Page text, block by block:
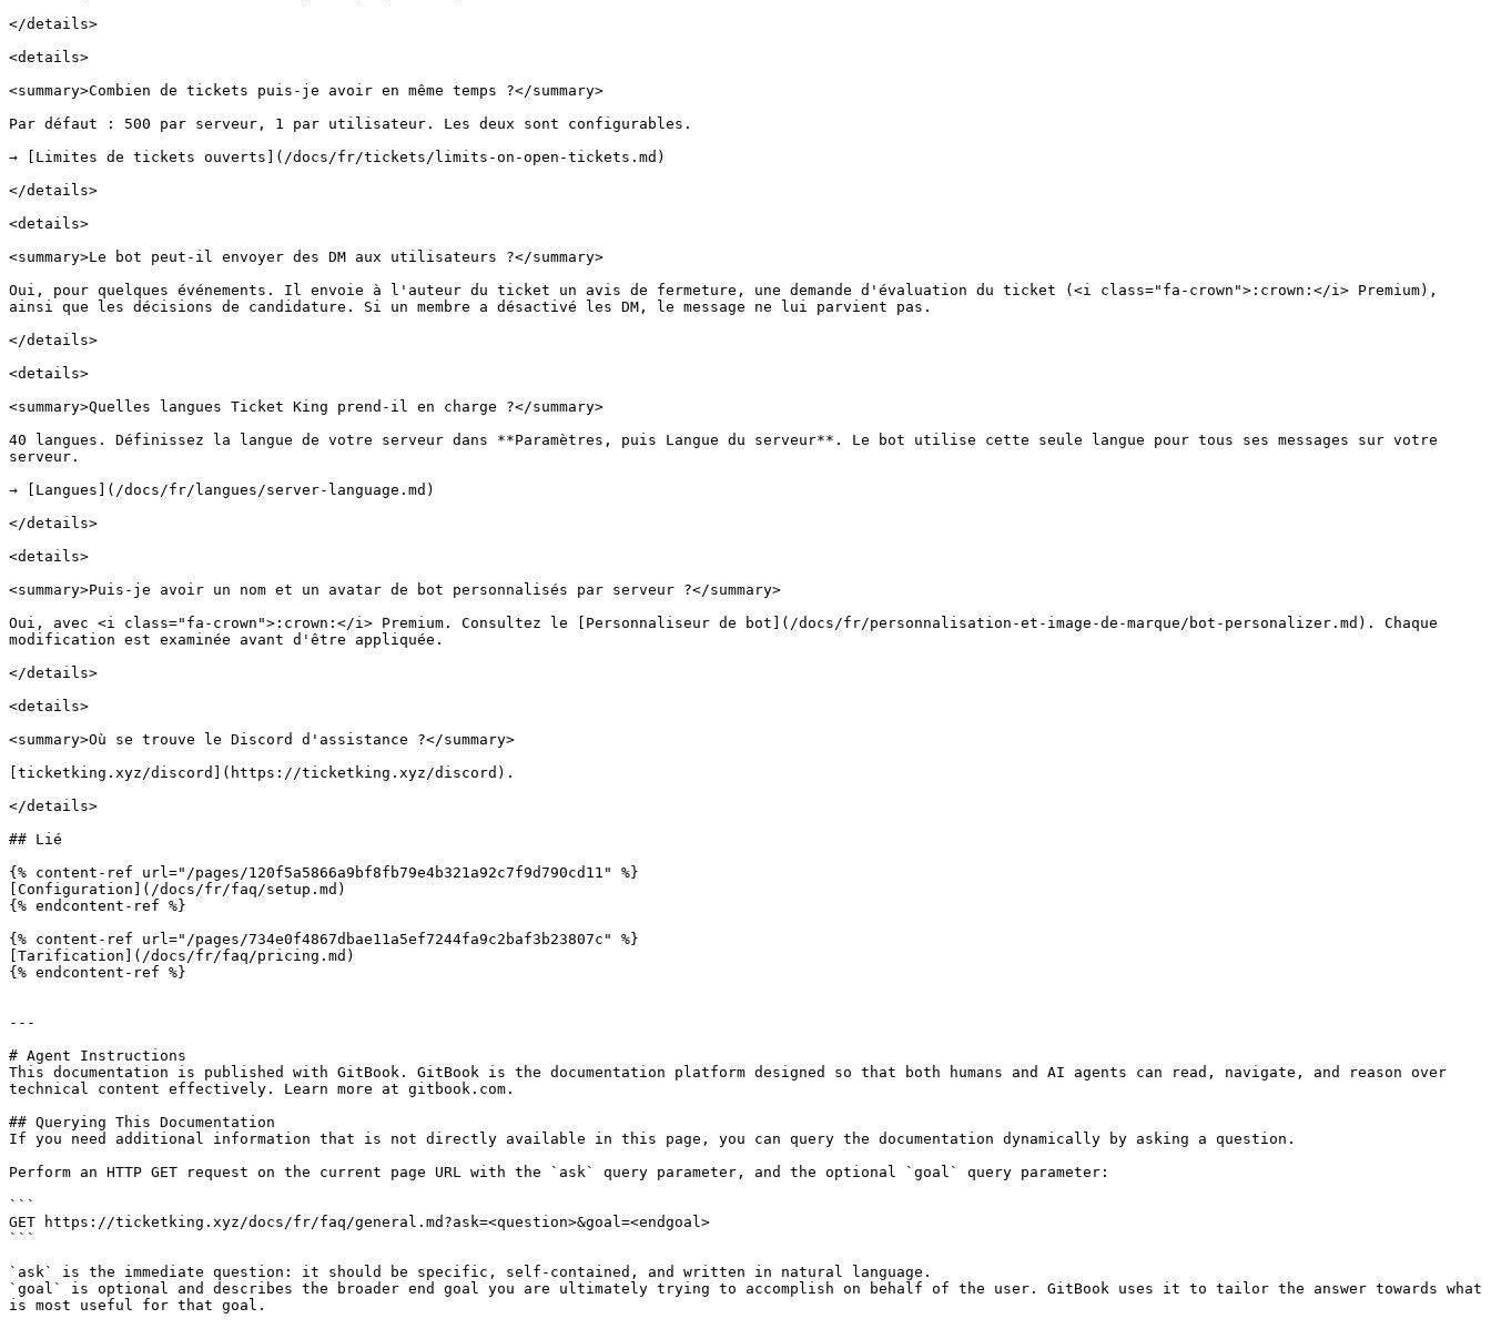
</details>
<details>
<summary>Combien de tickets puis-je avoir en même temps ?</summary>
Par défaut : 500 par serveur, 1 par utilisateur. Les deux sont configurables.
→ [Limites de tickets ouverts](/docs/fr/tickets/limits-on-open-tickets.md)
</details>
<details>
<summary>Le bot peut-il envoyer des DM aux utilisateurs ?</summary>
Oui, pour quelques événements. Il envoie à l'auteur du ticket un avis de fermeture, une demande d'évaluation du ticket (<i class="fa-crown">:crown:</i> Premium),
ainsi que les décisions de candidature. Si un membre a désactivé les DM, le message ne lui parvient pas.
</details>
<details>
<summary>Quelles langues Ticket King prend-il en charge ?</summary>
40 langues. Définissez la langue de votre serveur dans **Paramètres, puis Langue du serveur**. Le bot utilise cette seule langue pour tous ses messages sur votre
serveur.
→ [Langues](/docs/fr/langues/server-language.md)
</details>
<details>
<summary>Puis-je avoir un nom et un avatar de bot personnalisés par serveur ?</summary>
Oui, avec <i class="fa-crown">:crown:</i> Premium. Consultez le [Personnaliseur de bot](/docs/fr/personnalisation-et-image-de-marque/bot-personalizer.md). Chaque
modification est examinée avant d'être appliquée.
</details>
<details>
<summary>Où se trouve le Discord d'assistance ?</summary>
[ticketking.xyz/discord](https://ticketking.xyz/discord).
</details>
## Lié
{% content-ref url="/pages/120f5a5866a9bf8fb79e4b321a92c7f9d790cd11" %}
[Configuration](/docs/fr/faq/setup.md)
{% endcontent-ref %}
{% content-ref url="/pages/734e0f4867dbae11a5ef7244fa9c2baf3b23807c" %}
[Tarification](/docs/fr/faq/pricing.md)
{% endcontent-ref %}
---
# Agent Instructions
This documentation is published with GitBook. GitBook is the documentation platform designed so that both humans and AI agents can read, navigate, and reason over
technical content effectively. Learn more at gitbook.com.
## Querying This Documentation
If you need additional information that is not directly available in this page, you can query the documentation dynamically by asking a question.
Perform an HTTP GET request on the current page URL with the `ask` query parameter, and the optional `goal` query parameter:
```
GET https://ticketking.xyz/docs/fr/faq/general.md?ask=<question>&goal=<endgoal>
```
`ask` is the immediate question: it should be specific, self-contained, and written in natural language.
`goal` is optional and describes the broader end goal you are ultimately trying to accomplish on behalf of the user. GitBook uses it to tailor the answer towards what
is most useful for that goal.